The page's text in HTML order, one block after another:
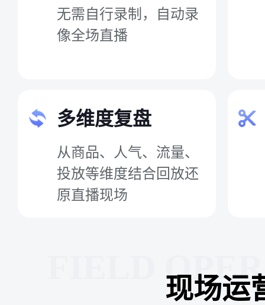
无需自行录制，自动录
像全场直播
多维度复盘
从商品、人气、流量、
投放等维度结合回放还
原直播现场
FIELD
现场运